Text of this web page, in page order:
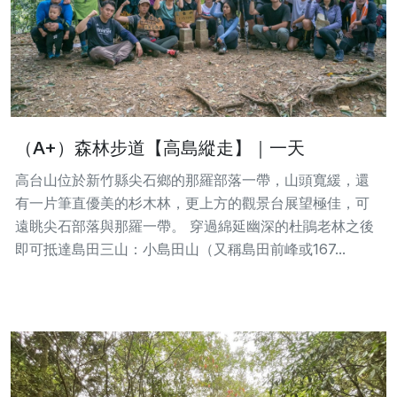
（A+）森林步道【高島縱走】｜一天
高台山位於新竹縣尖石鄉的那羅部落一帶，山頭寬緩，還
有一片筆直優美的杉木林，更上方的觀景台展望極佳，可
遠眺尖石部落與那羅一帶。 穿過綿延幽深的杜鵑老林之後
即可抵達島田三山：小島田山（又稱島田前峰或167...